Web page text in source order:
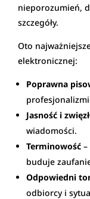
nieporozumień,
szczegóły.
Oto
elektronicznej:
Poprawna
Jasność i
wiadomości.
Terminowość
buduje
Odpowiedni
odbiorcy i